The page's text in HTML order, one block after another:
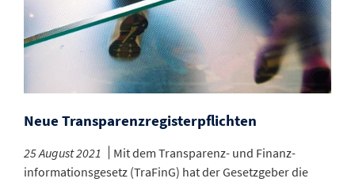
Neue Transparenzregister­pflichten
25 August 2021
Mit dem Transparenz- und Finanz­
informations­gesetz (TraFinG) hat der Gesetz­geber die